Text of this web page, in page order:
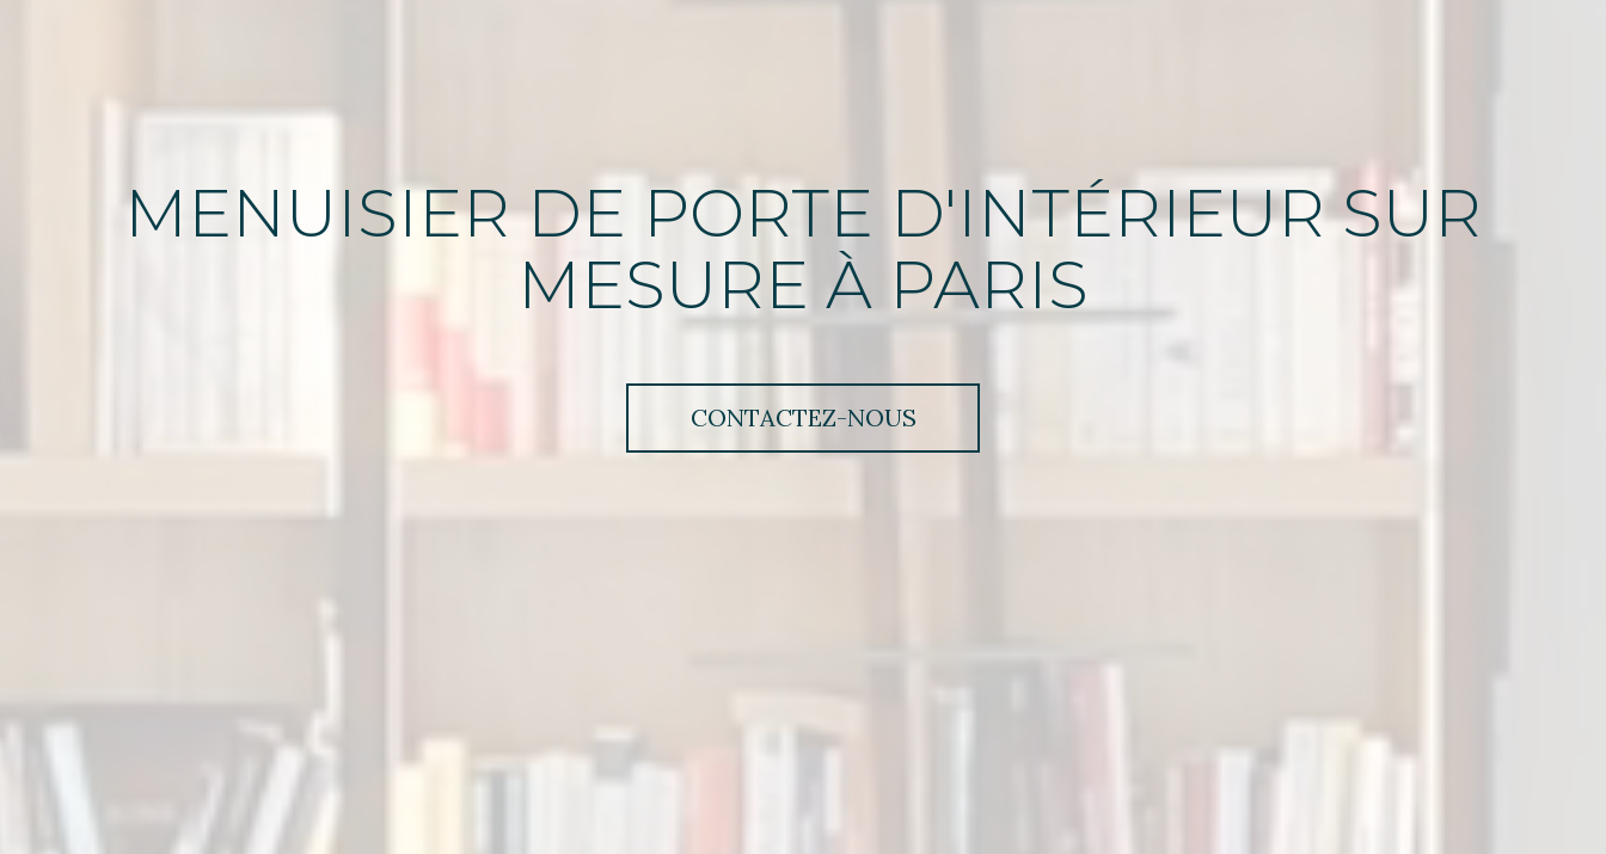
MENUISIERDE PORTE D'INTÉRIEUR SUR
MESURE À PARIS
CONTACTEZ-NOUS